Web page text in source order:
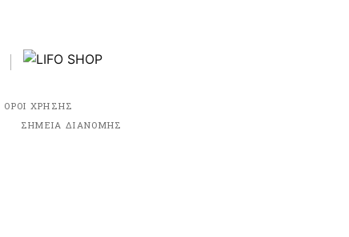
ΟΡΟΙ ΧΡΗΣΗΣ
ΣΗΜΕΙΑ ΔΙΑΝΟΜΗΣ